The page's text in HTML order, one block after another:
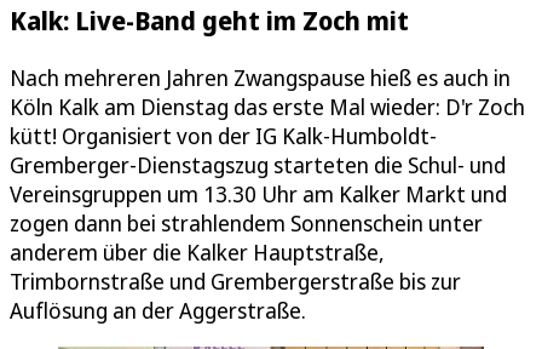
Kalk: Live-Band geht im Zoch mit
Nach mehreren Jahren Zwangspause hieß es auch in
Köln Kalk am Dienstag das erste Mal wieder: D'r Zoch
kütt! Organisiert von der IG Kalk-Humboldt-
Gremberger-Dienstagszug starteten die Schul- und
Vereinsgruppen um 13.30 Uhr am Kalker Markt und
zogen dann bei strahlendem Sonnenschein unter
anderem über die Kalker Hauptstraße,
Trimbornstraße und Grembergerstraße bis zur
Auflösung an der Aggerstraße.